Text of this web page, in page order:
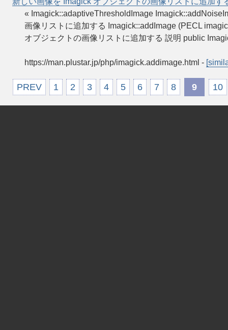
« Imagick::adaptiveThresholdImage
画像リストに追加する Imagick::addImage (PECL
オブジェクトの画像リストに追加する 説明 public
https://man.plustar.jp/php/imagick.addimage.html -
PREV 1 2 3 4 5 6 7 8 9 10